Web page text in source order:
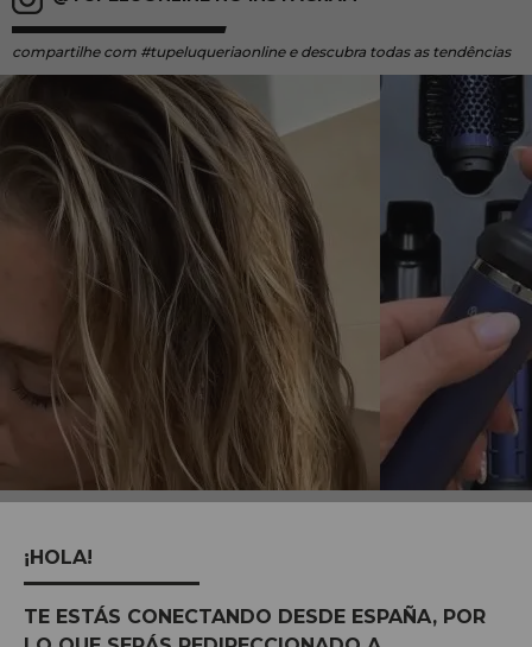
compartilhe com #tupeluqueriaonline e descubra todas as tendências
¡HOLA!
TE ESTÁS CONECTANDO DESDE ESPAÑA, POR